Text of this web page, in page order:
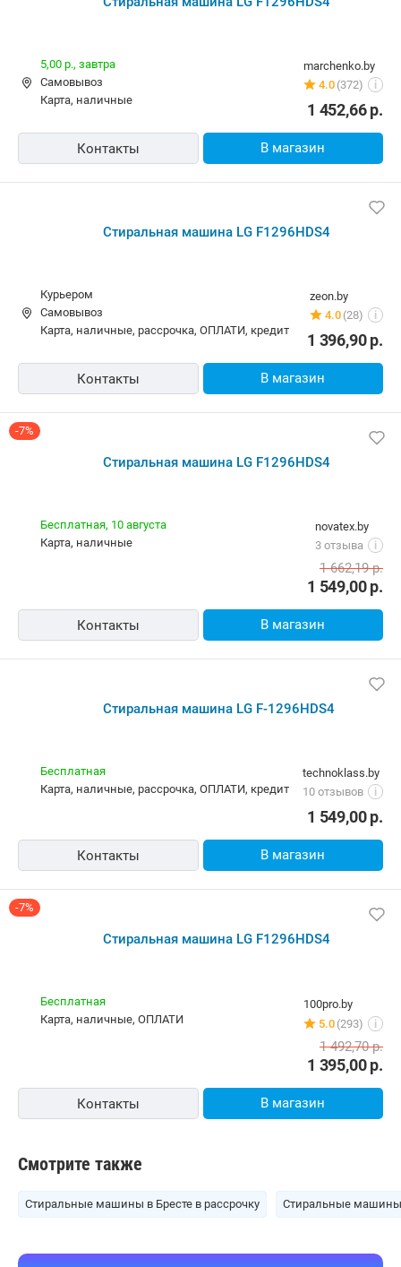
marchenko.by
4.0 (372) i
5,00 р., завтра
Самовывоз
карта, наличные
1 452,66р.
Контакты В магазин
Стиральная машина LG F1296HDS4
zeon.by
4.0 (28) i
Курьером
Самовывоз
карта, наличные, рассрочка, ОПЛАТИ, кредит
1 396,90р.
Контакты В магазин
-7%
Стиральная машина LG F1296HDS4
novatex.by
3 отзыва
i
Бесплатная, 10 августа
карта, наличные
1 549,00р.
1 662,19р.
Контакты В магазин
Стиральная машина LG F-1296HDS4
technoklass.by
10 отзывов
i
Бесплатная
карта, наличные, рассрочка, ОПЛАТИ, кредит
1 549,00р.
Контакты В магазин
-7%
Стиральная машина LG F1296HDS4
100pro.by
5.0 (293) i
Бесплатная
карта, наличные, ОПЛАТИ
1 395,00р.
1 492,70р.
Контакты В магазин
Смотрите также
Стиральные машины в Бресте в рассрочку Стиральные машины